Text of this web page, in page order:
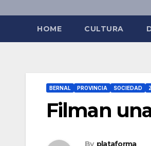
HOME CULTURA
BERNAL PROVINCIA SOCIEDAD
Filman
By plataforma